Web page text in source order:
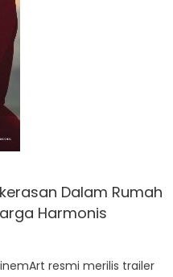
Dalam Rumah
Harmonis
resmi merilis trailer